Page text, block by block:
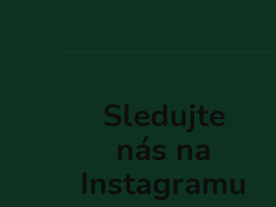
Sledujte
nás na
Instagramu